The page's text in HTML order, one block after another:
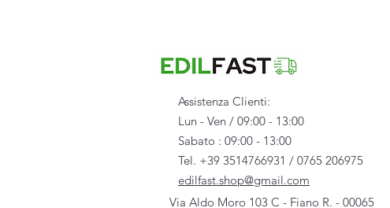
Assistenza Clienti:
Lun - Ven / 09:00 - 13:00
Sabato : 09:00 - 13:00
Tel. +39 3514766931 / 0765 206975
edilfast.shop@gmail.com
Via Aldo Moro 103 C - Fiano R. - 00065